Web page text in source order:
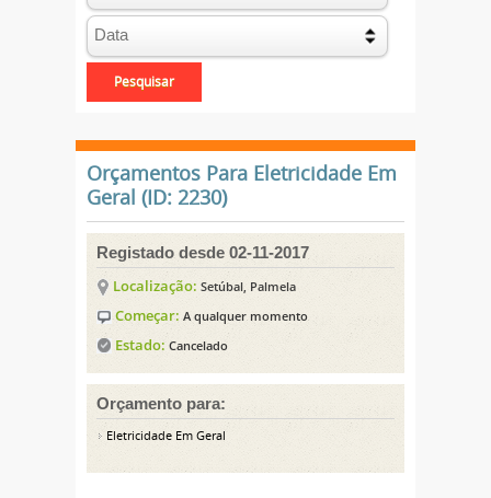
Orçamentos Para Eletricidade Em
Geral (ID: 2230)
Registado desde 02-11-2017
Localização: Setúbal, Palmela
Começar: A qualquer momento
Estado: Cancelado
Orçamento para:
Eletricidade Em Geral